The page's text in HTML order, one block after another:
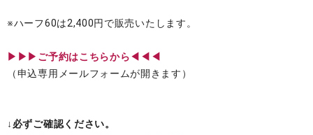
※ハーフ60は2,400円で販売いたします。
▶▶▶ご予約はこちらから◀◀◀
（申込専用メールフォームが開きます）
↓必ずご確認ください。